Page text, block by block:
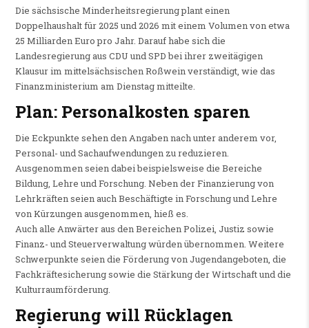
Die sächsische Minderheitsregierung plant einen
Doppelhaushalt für 2025 und 2026 mit einem Volumen von etwa
25 Milliarden Euro pro Jahr. Darauf habe sich die
Landesregierung aus CDU und SPD bei ihrer zweitägigen
Klausur im mittelsächsischen Roßwein verständigt, wie das
Finanzministerium am Dienstag mitteilte.
Plan: Personalkosten sparen
Die Eckpunkte sehen den Angaben nach unter anderem vor,
Personal- und Sachaufwendungen zu reduzieren.
Ausgenommen seien dabei beispielsweise die Bereiche
Bildung, Lehre und Forschung. Neben der Finanzierung von
Lehrkräften seien auch Beschäftigte in Forschung und Lehre
von Kürzungen ausgenommen, hieß es.
Auch alle Anwärter aus den Bereichen Polizei, Justiz sowie
Finanz- und Steuerverwaltung würden übernommen. Weitere
Schwerpunkte seien die Förderung von Jugendangeboten, die
Fachkräftesicherung sowie die Stärkung der Wirtschaft und die
Kulturraumförderung.
Regierung will Rücklagen